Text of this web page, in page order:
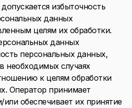
избыточность
данных
целям их обработки.
данных
персональных данных,
необходимых случаях
к целям обработки
Оператор принимает
обеспечивает их принятие